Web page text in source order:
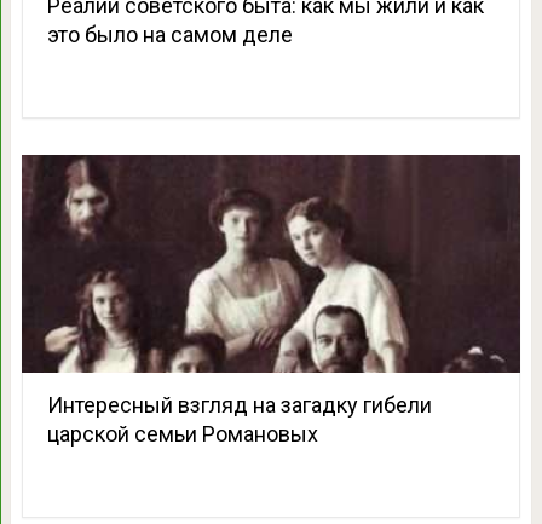
Реалии советского быта: как мы жили и как
это было на самом деле
Интересный взгляд на загадку гибели
царской семьи Романовых